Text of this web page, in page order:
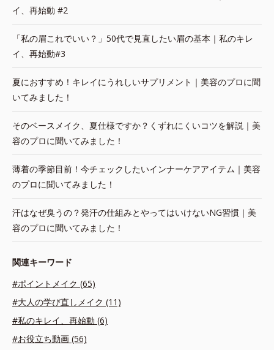
イ、再始動 #2
「私の眉これでいい？」50代で見直したい眉の基本｜私のキレ
イ、再始動#3
夏におすすめ！キレイにうれしいサプリメント｜美容のプロに聞
いてみました！
そのベースメイク、夏仕様ですか？くずれにくいコツを解説｜美
容のプロに聞いてみました！
薄着の季節目前！今チェックしたいインナーケアアイテム｜美容
のプロに聞いてみました！
汗はなぜ臭うの？発汗の仕組みとやってはいけないNG習慣｜美
容のプロに聞いてみました！
関連キーワード
#ポイントメイク (65)
#大人の学び直しメイク (11)
#私のキレイ、再始動 (6)
#お役立ち動画 (56)